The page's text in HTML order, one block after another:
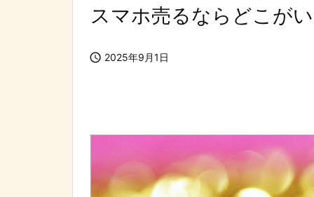
スマホ売るならどこが
 2025年9月1日